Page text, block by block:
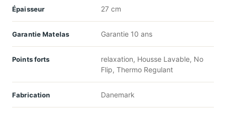
Épaisseur 27 cm
Garantie Matelas Garantie 10 ans
Points forts
relaxation, Housse Lavable, No
Flip, Thermo Regulant
Fabrication Danemark